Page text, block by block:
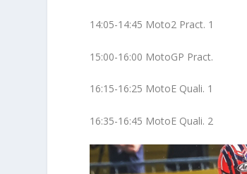
14:05-14:45 Moto2 Pract. 1
15:00-16:00 MotoGP Pract.
16:15-16:25 MotoE Quali. 1
16:35-16:45 MotoE Quali. 2